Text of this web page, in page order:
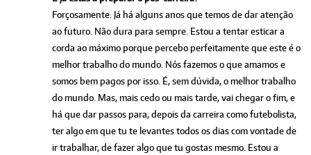
Forçosamente. Já há alguns anos que temos de dar atenção
ao futuro. Não dura para sempre. Estou a tentar esticar a
corda ao máximo porque percebo perfeitamente que este é o
melhor trabalho do mundo. Nós fazemos o que amamos e
somos bem pagos por isso. É, sem dúvida, o melhor trabalho
do mundo. Mas, mais cedo ou mais tarde, vai chegar o fim, e
há que dar passos para, depois da carreira como futebolista,
ter algo em que tu te levantes todos os dias com vontade de
ir trabalhar, de fazer algo que tu gostas mesmo. Estou a